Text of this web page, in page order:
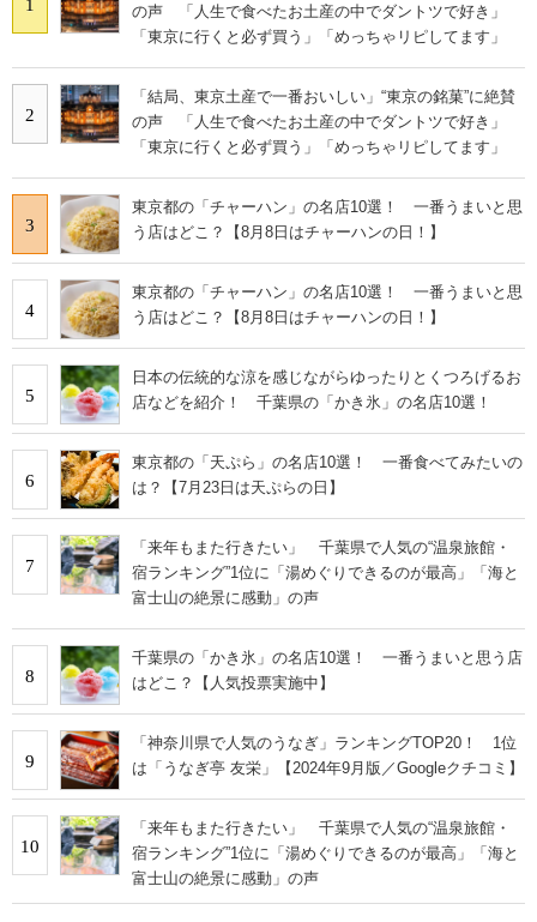
1
の声 「人生で食べたお土産の中でダントツで好き」
「東京に行くと必ず買う」「めっちゃリピしてます」
2
「結局、東京土産で一番おいしい」“東京の銘菓”に絶賛
の声 「人生で食べたお土産の中でダントツで好き」
「東京に行くと必ず買う」「めっちゃリピしてます」
3
東京都の「チャーハン」の名店10選！ 一番うまいと思
う店はどこ？【8月8日はチャーハンの日！】
4
東京都の「チャーハン」の名店10選！ 一番うまいと思
う店はどこ？【8月8日はチャーハンの日！】
5
日本の伝統的な涼を感じながらゆったりとくつろげるお
店などを紹介！ 千葉県の「かき氷」の名店10選！
6
東京都の「天ぷら」の名店10選！ 一番食べてみたいの
は？【7月23日は天ぷらの日】
7
「来年もまた行きたい」 千葉県で人気の“温泉旅館・
宿ランキング”1位に「湯めぐりできるのが最高」「海と
富士山の絶景に感動」の声
8
千葉県の「かき氷」の名店10選！ 一番うまいと思う店
はどこ？【人気投票実施中】
9
「神奈川県で人気のうなぎ」ランキングTOP20！ 1位
は「うなぎ亭 友栄」【2024年9月版／Googleクチコミ】
10
「来年もまた行きたい」 千葉県で人気の“温泉旅館・
宿ランキング”1位に「湯めぐりできるのが最高」「海と
富士山の絶景に感動」の声